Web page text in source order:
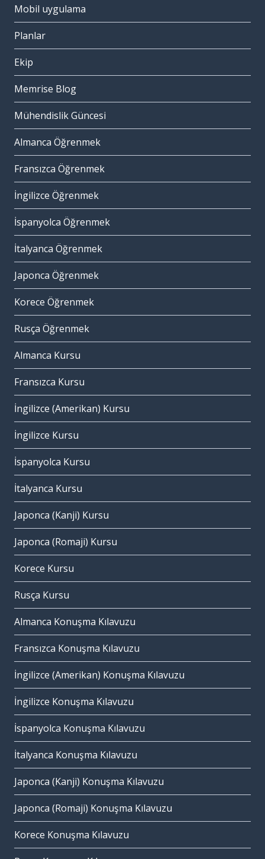
Mobil uygulama
Planlar
Ekip
Memrise Blog
Mühendislik Güncesi
Almanca Öğrenmek
Fransızca Öğrenmek
İngilizce Öğrenmek
İspanyolca Öğrenmek
İtalyanca Öğrenmek
Japonca Öğrenmek
Korece Öğrenmek
Rusça Öğrenmek
Almanca Kursu
Fransızca Kursu
İngilizce (Amerikan) Kursu
İngilizce Kursu
İspanyolca Kursu
İtalyanca Kursu
Japonca (Kanji) Kursu
Japonca (Romaji) Kursu
Korece Kursu
Rusça Kursu
Almanca Konuşma Kılavuzu
Fransızca Konuşma Kılavuzu
İngilizce (Amerikan) Konuşma Kılavuzu
İngilizce Konuşma Kılavuzu
İspanyolca Konuşma Kılavuzu
İtalyanca Konuşma Kılavuzu
Japonca (Kanji) Konuşma Kılavuzu
Japonca (Romaji) Konuşma Kılavuzu
Korece Konuşma Kılavuzu